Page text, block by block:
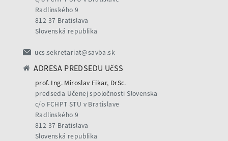
Radlinského 9
812 37 Bratislava
Slovenská republika
ucs.sekretariat@savba.sk
ADRESA PREDSEDU UčSS
prof. Ing. Miroslav Fikar, DrSc.
predseda Učenej spoločnosti Slovenska
c/o FCHPT STU v Bratislave
Radlinského 9
812 37 Bratislava
Slovenská republika